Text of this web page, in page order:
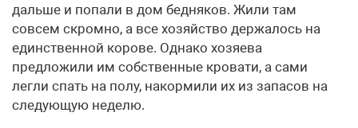
дальше и попали в дом бедняков. Жили там
совсем скромно, а все хозяйство держалось на
единственной корове. Однако хозяева
предложили им собственные кровати, а сами
легли спать на полу, накормили их из запасов на
следующую неделю.